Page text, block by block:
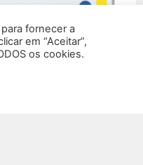
fornecer a
em “Aceitar”,
os cookies.